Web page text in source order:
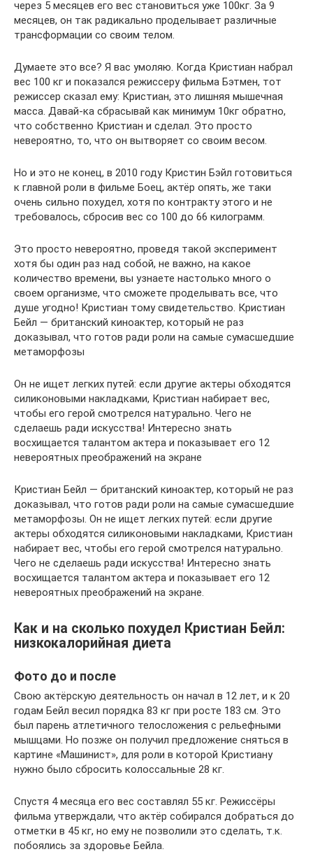
через 5 месяцев его вес становиться уже 100кг. За 9
месяцев, он так радикально проделывает различные
трансформации со своим телом.
Думаете это все? Я вас умоляю. Когда Кристиан набрал
вес 100 кг и показался режиссеру фильма Бэтмен, тот
режиссер сказал ему: Кристиан, это лишняя мышечная
масса. Давай-ка сбрасывай как минимум 10кг обратно,
что собственно Кристиан и сделал. Это просто
невероятно, то, что он вытворяет со своим весом.
Но и это не конец, в 2010 году Кристин Бэйл готовиться
к главной роли в фильме Боец, актёр опять, же таки
очень сильно похудел, хотя по контракту этого и не
требовалось, сбросив вес со 100 до 66 килограмм.
Это просто невероятно, проведя такой эксперимент
хотя бы один раз над собой, не важно, на какое
количество времени, вы узнаете настолько много о
своем организме, что сможете проделывать все, что
душе угодно! Кристиан тому свидетельство. Кристиан
Бейл — британский киноактер, который не раз
доказывал, что готов ради роли на самые сумасшедшие
метаморфозы
Он не ищет легких путей: если другие актеры обходятся
силиконовыми накладками, Кристиан набирает вес,
чтобы его герой смотрелся натурально. Чего не
сделаешь ради искусства! Интересно знать
восхищается талантом актера и показывает его 12
невероятных преображений на экране
Кристиан Бейл — британский киноактер, который не раз
доказывал, что готов ради роли на самые сумасшедшие
метаморфозы. Он не ищет легких путей: если другие
актеры обходятся силиконовыми накладками, Кристиан
набирает вес, чтобы его герой смотрелся натурально.
Чего не сделаешь ради искусства! Интересно знать
восхищается талантом актера и показывает его 12
невероятных преображений на экране.
Как и на сколько похудел Кристиан Бейл:
низкокалорийная диета
Фото до и после
Свою актёрскую деятельность он начал в 12 лет, и к 20
годам Бейл весил порядка 83 кг при росте 183 см. Это
был парень атлетичного телосложения с рельефными
мышцами. Но позже он получил предложение сняться в
картине «Машинист», для роли в которой Кристиану
нужно было сбросить колоссальные 28 кг.
Спустя 4 месяца его вес составлял 55 кг. Режиссёры
фильма утверждали, что актёр собирался добраться до
отметки в 45 кг, но ему не позволили это сделать, т.к.
побоялись за здоровье Бейла.